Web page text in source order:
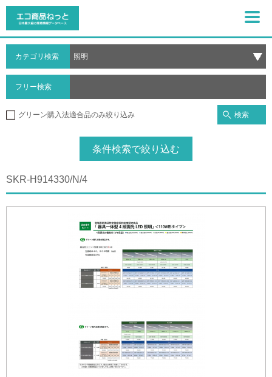
カテゴリ検索
フリー検索
グリーン購入法適合品のみ絞り込み 検索
条件検索で絞り込む
SKR-H914330/N/4